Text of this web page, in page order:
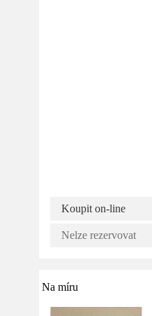
Koupit on-line
Nelze rezervovat
Na míru